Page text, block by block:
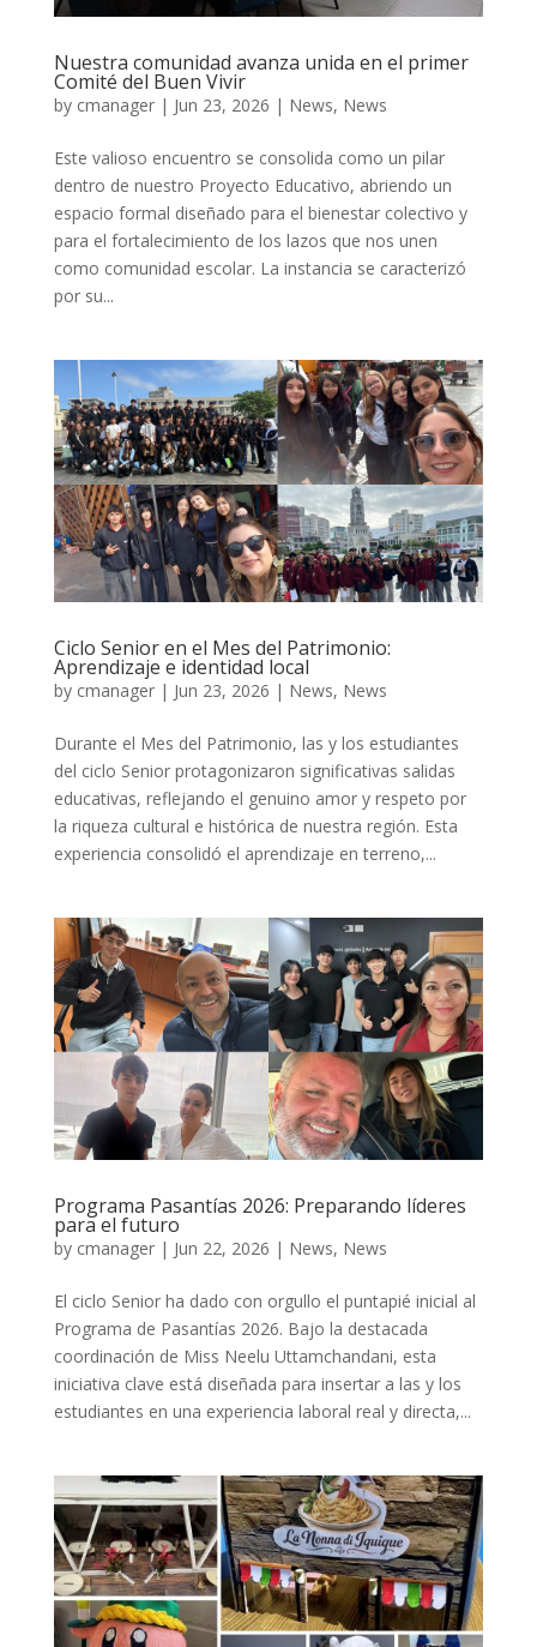
Nuestra comunidad avanza unida en el primer
Comité del Buen Vivir
by cmanager| Jun 23, 2026 | News, News
Este valioso encuentro se consolida como un pilar
dentro de nuestro Proyecto Educativo, abriendo un
espacio formal diseñado para el bienestar colectivo y
para el fortalecimiento de los lazos que nos unen
como comunidad escolar. La instancia se caracterizó
por su...
Ciclo Senior en el Mes del Patrimonio:
Aprendizaje e identidad local
by cmanager| Jun 23, 2026 | News, News
Durante el Mes del Patrimonio, las y los estudiantes
del ciclo Senior protagonizaron significativas salidas
educativas, reflejando el genuino amor y respeto por
la riqueza cultural e histórica de nuestra región. Esta
experiencia consolidó el aprendizaje en terreno,...
Programa Pasantías 2026: Preparando líderes
para el futuro
by cmanager| Jun 22, 2026 | News, News
El ciclo Senior ha dado con orgullo el puntapié inicial al
Programa de Pasantías 2026. Bajo la destacada
coordinación de Miss Neelu Uttamchandani, esta
iniciativa clave está diseñada para insertar a las y los
estudiantes en una experiencia laboral real y directa,...